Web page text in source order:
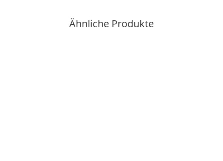
Ähnliche Produkte